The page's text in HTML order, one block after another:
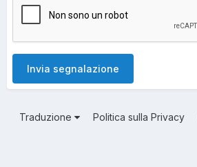
Invia segnalazione
Traduzione Politica sulla Privacy